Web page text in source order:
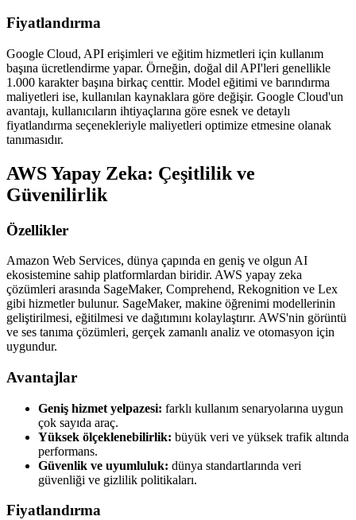
Fiyatlandırma
Google Cloud, API erişimleri ve eğitim hizmetleri için kullanım
başına ücretlendirme yapar. Örneğin, doğal dil API'leri genellikle
1.000 karakter başına birkaç centtir. Model eğitimi ve barındırma
maliyetleri ise, kullanılan kaynaklara göre değişir. Google Cloud'un
avantajı, kullanıcıların ihtiyaçlarına göre esnek ve detaylı
fiyatlandırma seçenekleriyle maliyetleri optimize etmesine olanak
tanımasıdır.
AWS Yapay Zeka: Çeşitlilik ve
Güvenilirlik
Özellikler
Amazon Web Services, dünya çapında en geniş ve olgun AI
ekosistemine sahip platformlardan biridir. AWS yapay zeka
çözümleri arasında SageMaker, Comprehend, Rekognition ve Lex
gibi hizmetler bulunur. SageMaker, makine öğrenimi modellerinin
geliştirilmesi, eğitilmesi ve dağıtımını kolaylaştırır. AWS'nin görüntü
ve ses tanıma çözümleri, gerçek zamanlı analiz ve otomasyon için
uygundur.
Avantajlar
Geniş hizmet yelpazesi: farklı kullanım senaryolarına uygun
çok sayıda araç.
Yüksek ölçeklenebilirlik: büyük veri ve yüksek trafik altında
performans.
Güvenlik ve uyumluluk: dünya standartlarında veri
güvenliği ve gizlilik politikaları.
Fiyatlandırma